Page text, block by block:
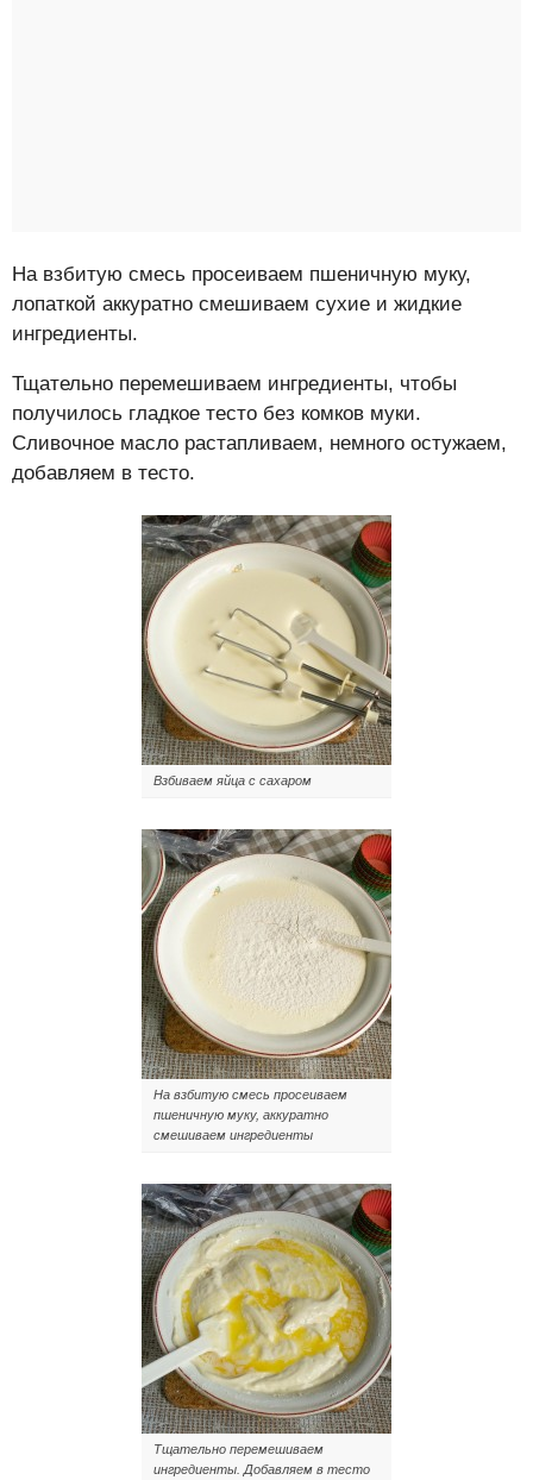
На взбитую смесь просеиваем пшеничную муку,
лопаткой аккуратно смешиваем сухие и жидкие
ингредиенты.
Тщательно перемешиваем ингредиенты, чтобы
получилось гладкое тесто без комков муки.
Сливочное масло растапливаем, немного остужаем,
добавляем в тесто.
Взбиваем яйца с сахаром
На взбитую смесь просеиваем
пшеничную муку, аккуратно
смешиваем ингредиенты
Тщательно перемешиваем
ингредиенты. Добавляем в тесто